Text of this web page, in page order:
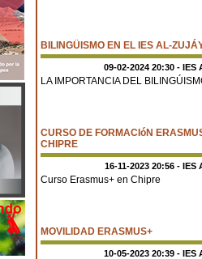
BILINGÜISMO EN EL IES AL-
09-02-2024 20:30 - IES
LA IMPORTANCIA DEL
CURSO DE FORMACIóN
CHIPRE
16-11-2023 20:56 - IES
Curso Erasmus+ en Chipre
MOVILIDAD ERASMUS+
10-05-2023 20:39 - IES